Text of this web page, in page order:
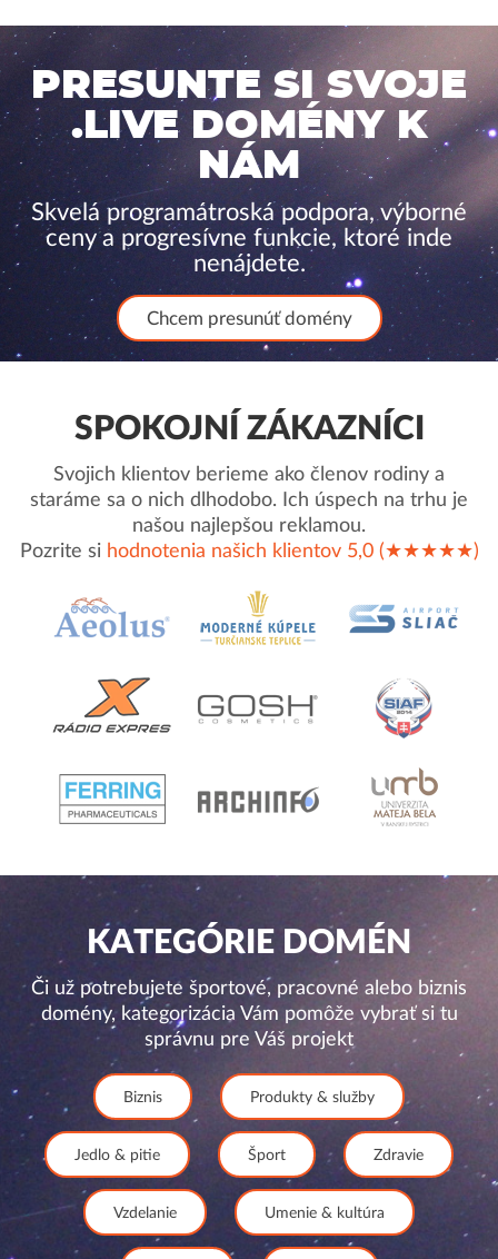
PRESUNTE SI SVOJE
.LIVE DOMÉNY K
NÁM
Skvelá programátroská podpora, výborné
ceny a progresívne funkcie, ktoré inde
nenájdete.
Chcem presunúť domény
SPOKOJNÍ ZÁKAZNÍCI
Svojich klientov berieme ako členov rodiny a
staráme sa o nich dlhodobo. Ich úspech na trhu je
našou najlepšou reklamou.
Pozrite si hodnotenia našich klientov 5,0 (★★★★★)
KATEGÓRIE DOMÉN
Či už potrebujete športové, pracovné alebo biznis
domény, kategorizácia Vám pomôže vybrať si tu
správnu pre Váš projekt
Biznis Produkty & služby
Jedlo & pitie Šport Zdravie
Vzdelanie Umenie & kultúra